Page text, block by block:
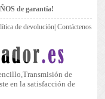
de garantía!
de devolución| Contáctenos
de
en la satisfacción de